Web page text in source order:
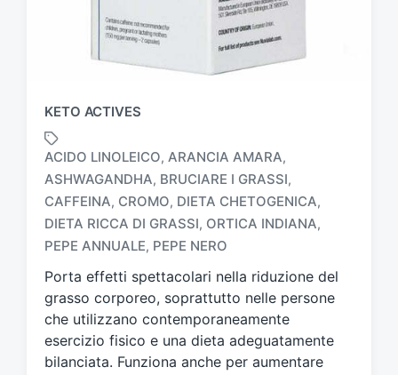
KETO ACTIVES
T
a
g
a
t
o
o
n
ACIDO LINOLEICO, ARANCIA AMARA,
ASHWAGANDHA, BRUCIARE I GRASSI,
CAFFEINA, CROMO, DIETA CHETOGENICA,
DIETA RICCA DI GRASSI, ORTICA INDIANA,
PEPE ANNUALE, PEPE NERO
Porta effetti spettacolari nella riduzione del
grasso corporeo, soprattutto nelle persone
che utilizzano contemporaneamente
esercizio fisico e una dieta adeguatamente
bilanciata. Funziona anche per aumentare